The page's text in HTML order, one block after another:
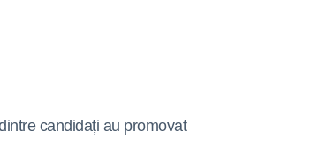
candidați au promovat